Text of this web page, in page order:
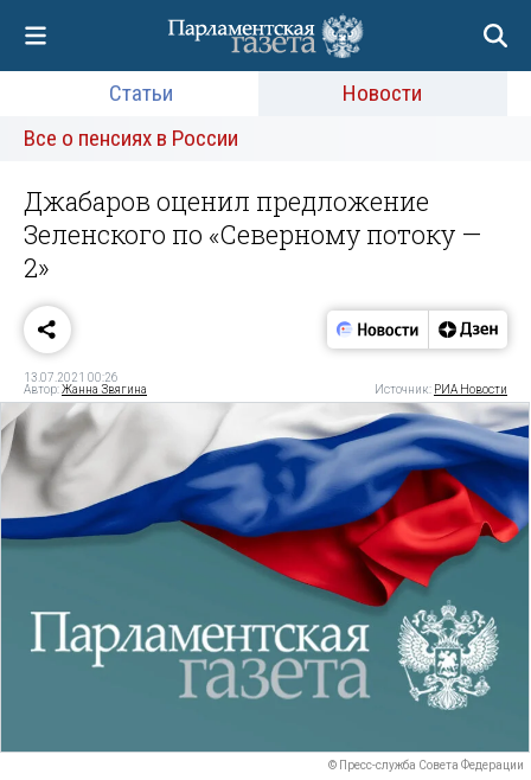
Статьи
Новости
Все о пенсиях в России
Джабаров оценил предложение
Зеленского по «Северному потоку —
2»
13.07.2021 00:26
Автор:Жанна Звягина Источник: РИА Новости
© Пресс-служба Совета Федерации